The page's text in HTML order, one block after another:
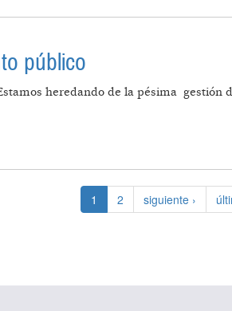
público
heredando de la pésima gestión
1 2 siguiente ›